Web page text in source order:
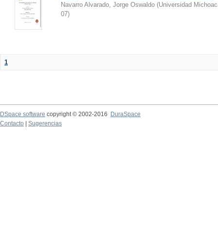
Navarro Alvarado, Jorge Oswaldo (Universidad
07)
1
DSpace software copyright © 2002-2016
DuraSpace
Contacto
Sugerencias